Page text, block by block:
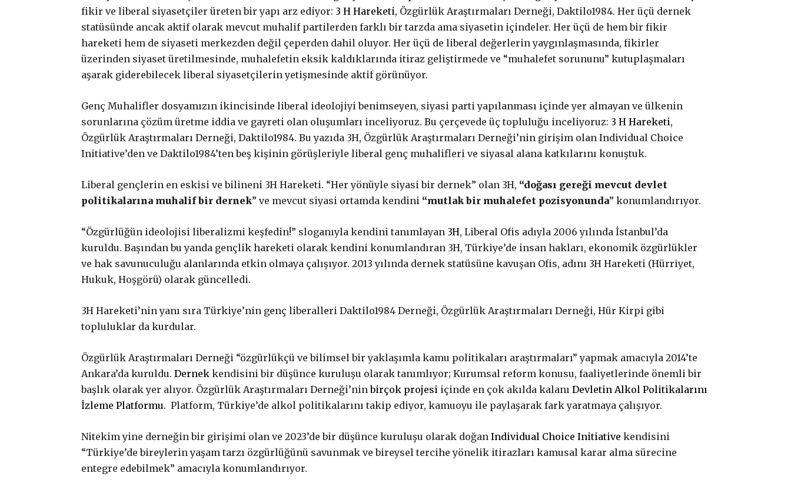
fikir ve liberal siyasetçiler üreten bir yapı arz ediyor: 3 H Hareketi, Özgürlük Araştırmaları Derneği, Daktilo1984. Her üçü dernek
statüsünde ancak aktif olarak mevcut muhalif partilerden farklı bir tarzda ama siyasetin içindeler. Her üçü de hem bir fikir
hareketi hem de siyaseti merkezden değil çeperden dahil oluyor. Her üçü de liberal değerlerin yaygınlaşmasında, fikirler
üzerinden siyaset üretilmesinde, muhalefetin eksik kaldıklarında itiraz geliştirmede ve “muhalefet sorununu” kutuplaşmaları
aşarak giderebilecek liberal siyasetçilerin yetişmesinde aktif görünüyor.
Genç Muhalifler dosyamızın ikincisinde liberal ideolojiyi benimseyen, siyasi parti yapılanması içinde yer almayan ve ülkenin
sorunlarına çözüm üretme iddia ve gayreti olan oluşumları inceliyoruz. Bu çerçevede üç topluluğu inceliyoruz: 3 H Hareketi,
Özgürlük Araştırmaları Derneği, Daktilo1984. Bu yazıda 3H, Özgürlük Araştırmaları Derneği’nin girişim olan Individual Choice
Initiative’den ve Daktilo1984’ten beş kişinin görüşleriyle liberal genç muhalifleri ve siyasal alana katkılarını konuştuk.
Liberal gençlerin en eskisi ve bilineni 3H Hareketi. “Her yönüyle siyasi bir dernek” olan 3H, “doğası gereği mevcut devlet
politikalarına muhalif bir dernek” ve mevcut siyasi ortamda kendini “mutlak bir muhalefet pozisyonunda” konumlandırıyor.
“Özgürlüğün ideolojisi liberalizmi keşfedin!” sloganıyla kendini tanımlayan 3H, Liberal Ofis adıyla 2006 yılında İstanbul’da
kuruldu. Başından bu yanda gençlik hareketi olarak kendini konumlandıran 3H, Türkiye’de insan hakları, ekonomik özgürlükler
ve hak savunuculuğu alanlarında etkin olmaya çalışıyor. 2013 yılında dernek statüsüne kavuşan Ofis, adını 3H Hareketi (Hürriyet,
Hukuk, Hoşgörü) olarak güncelledi.
3H Hareketi’nin yanı sıra Türkiye’nin genç liberalleri Daktilo1984 Derneği, Özgürlük Araştırmaları Derneği, Hür Kirpi gibi
topluluklar da kurdular.
Özgürlük Araştırmaları Derneği “özgürlükçü ve bilimsel bir yaklaşımla kamu politikaları araştırmaları” yapmak amacıyla 2014’te
Ankara’da kuruldu. Dernek kendisini bir düşünce kuruluşu olarak tanımlıyor; Kurumsal reform konusu, faaliyetlerinde önemli bir
başlık olarak yer alıyor. Özgürlük Araştırmaları Derneği’ninbirçok projesi içinde en çok akılda kalanı Devletin Alkol Politikalarını
İzleme Platformu. Platform, Türkiye’de alkol politikalarını takip ediyor, kamuoyu ile paylaşarak fark yaratmaya çalışıyor.
Nitekim yine derneğin bir girişimi olan ve 2023’de bir düşünce kuruluşu olarak doğan Individual Choice Initiative kendisini
“Türkiye’de bireylerin yaşam tarzı özgürlüğünü savunmak ve bireysel tercihe yönelik itirazları kamusal karar alma sürecine
entegre edebilmek” amacıyla konumlandırıyor.